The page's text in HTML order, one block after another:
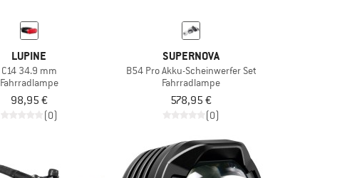
LUPINE
C14 34.9 mm
Fahrradlampe
98,95 €
(0)
SUPERNOVA
B54 Pro Akku-Scheinwerfer Set
Fahrradlampe
578,95 €
(0)